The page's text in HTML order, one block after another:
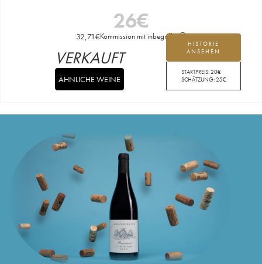
26€
32,71€Kommission mit inbegriffen
HISTORIE
ANSEHEN
STARTPREIS:20€
SCHÄTZUNG:25€
VERKAUFT
ÄHNLICHE WEINE